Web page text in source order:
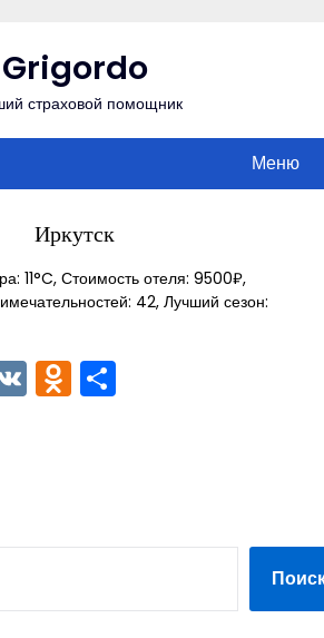
Grigordo
страховой помощник
Меню
Иркутск
11°C, Стоимость отеля: 9500₽,
42, Лучший сезон:
VKOdnoklassniki